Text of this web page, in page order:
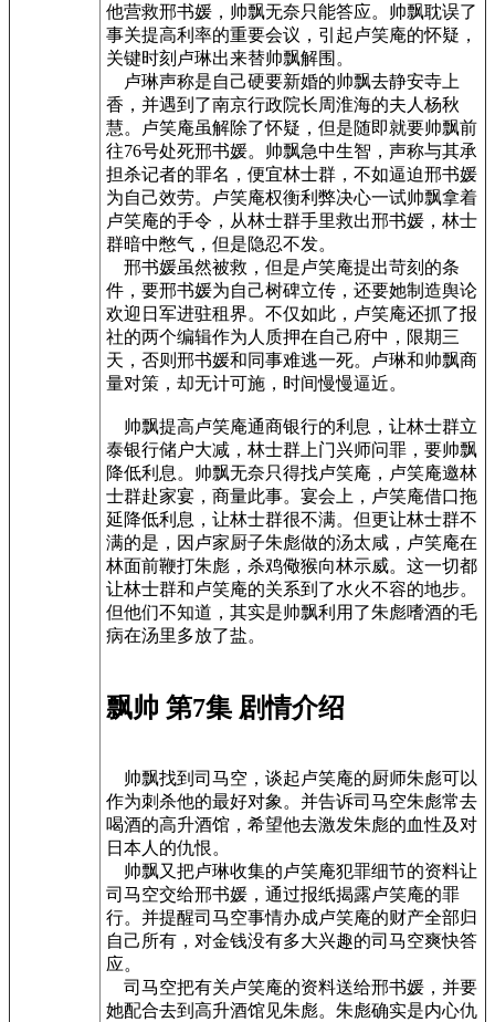
他营救邢书媛，帅飘无奈只能答应。帅飘耽误了
事关提高利率的重要会议，引起卢笑庵的怀疑，
关键时刻卢琳出来替帅飘解围。
卢琳声称是自己硬要新婚的帅飘去静安寺上
香，并遇到了南京行政院长周淮海的夫人杨秋
慧。卢笑庵虽解除了怀疑，但是随即就要帅飘前
往76号处死邢书媛。帅飘急中生智，声称与其承
担杀记者的罪名，便宜林士群，不如逼迫邢书媛
为自己效劳。卢笑庵权衡利弊决心一试帅飘拿着
卢笑庵的手令，从林士群手里救出邢书媛，林士
群暗中憋气，但是隐忍不发。
邢书媛虽然被救，但是卢笑庵提出苛刻的条
件，要邢书媛为自己树碑立传，还要她制造舆论
欢迎日军进驻租界。不仅如此，卢笑庵还抓了报
社的两个编辑作为人质押在自己府中，限期三
天，否则邢书媛和同事难逃一死。卢琳和帅飘商
量对策，却无计可施，时间慢慢逼近。
帅飘提高卢笑庵通商银行的利息，让林士群立
泰银行储户大减，林士群上门兴师问罪，要帅飘
降低利息。帅飘无奈只得找卢笑庵，卢笑庵邀林
士群赴家宴，商量此事。宴会上，卢笑庵借口拖
延降低利息，让林士群很不满。但更让林士群不
满的是，因卢家厨子朱彪做的汤太咸，卢笑庵在
林面前鞭打朱彪，杀鸡儆猴向林示威。这一切都
让林士群和卢笑庵的关系到了水火不容的地步。
但他们不知道，其实是帅飘利用了朱彪嗜酒的毛
病在汤里多放了盐。
飘帅 第7集 剧情介绍
帅飘找到司马空，谈起卢笑庵的厨师朱彪可以
作为刺杀他的最好对象。并告诉司马空朱彪常去
喝酒的高升酒馆，希望他去激发朱彪的血性及对
日本人的仇恨。
帅飘又把卢琳收集的卢笑庵犯罪细节的资料让
司马空交给邢书媛，通过报纸揭露卢笑庵的罪
行。并提醒司马空事情办成卢笑庵的财产全部归
自己所有，对金钱没有多大兴趣的司马空爽快答
应。
司马空把有关卢笑庵的资料送给邢书媛，并要
她配合去到高升酒馆见朱彪。朱彪确实是内心仇